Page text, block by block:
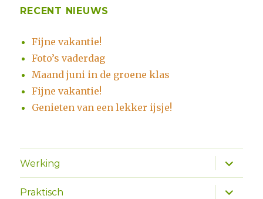
RECENT NIEUWS
Fijne vakantie!
Foto’s vaderdag
Maand juni in de groene klas
Fijne vakantie!
Genieten van een lekker ijsje!
Werking
Alles
Praktisch
Alles